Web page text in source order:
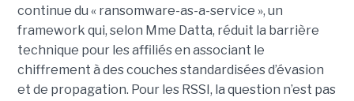
continue du « ransomware-as-a-service », un
framework qui, selon Mme Datta, réduit la barrière
technique pour les affiliés en associant le
chiffrement à des couches standardisées d’évasion
et de propagation. Pour les RSSI, la question n’est pas